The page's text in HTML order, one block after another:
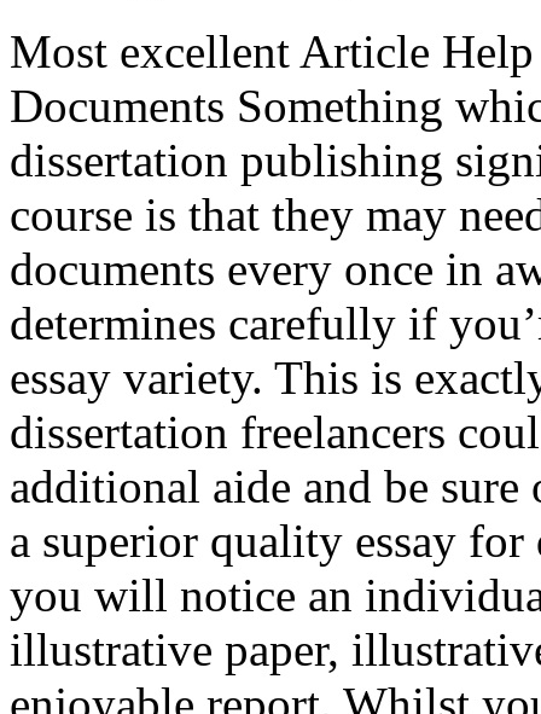
Most excellent Article
Documents Something
dissertation publishing
course is that they may
documents every once in
determines carefully if
essay variety. This is
dissertation freelancers
additional aide and be
a superior quality essay
you will notice an
illustrative paper,
enjoyable report. Whilst